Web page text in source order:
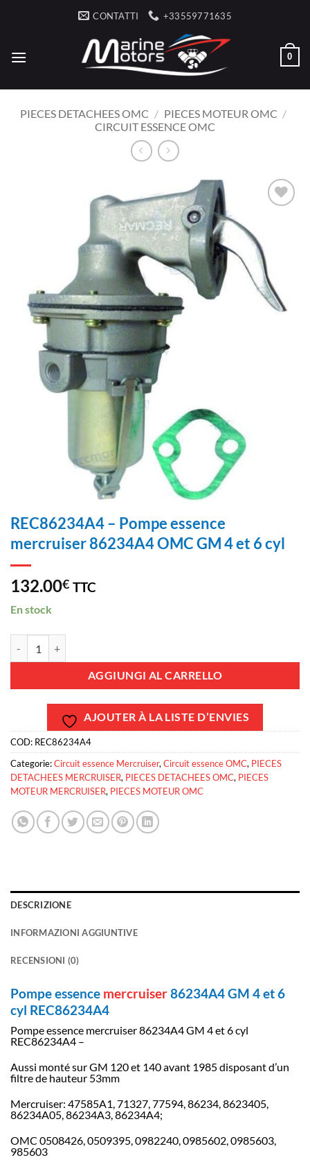
CONTATTI +33559771635
0
PIECES DETACHEES OMC / PIECES MOTEUR OMC /
CIRCUIT ESSENCE OMC
AJOUTER
À LA
LISTE
D’ENVIES
REC86234A4 – Pompe essence
mercruiser 86234A4 OMC GM 4 et 6 cyl
132.00€ TTC
En stock
AGGIUNGI AL CARRELLO
AJOUTER À LA LISTE D’ENVIES
COD: REC86234A4
Categorie:Circuit essence Mercruiser, Circuit essence OMC, PIECES
DETACHEES MERCRUISER, PIECES DETACHEES OMC, PIECES
MOTEUR MERCRUISER, PIECES MOTEUR OMC
DESCRIZIONE
INFORMAZIONI AGGIUNTIVE
RECENSIONI (0)
Pompe essence mercruiser86234A4 GM 4 et 6
cyl REC86234A4
Pompe essence mercruiser 86234A4 GM 4 et 6 cyl
REC86234A4 –
Aussi monté sur GM 120 et 140 avant 1985 disposant d’un
filtre de hauteur 53mm
Mercruiser: 47585A1, 71327, 77594, 86234, 8623405,
86234A05, 86234A3, 86234A4;
OMC 0508426, 0509395, 0982240, 0985602, 0985603,
985603